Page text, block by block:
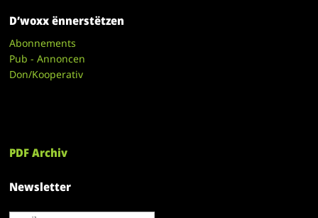
D’woxx ënnerstëtzen
Abonnements
Pub - Annoncen
Don/Kooperativ
PDF Archiv
Newsletter